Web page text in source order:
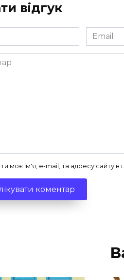
відгук
Email
*
моє ім'я, e-mail, та адресу сайту в